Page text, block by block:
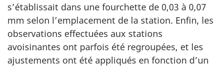
s’établissait dans une fourchette de 0,03 à 0,07
mm selon l’emplacement de la station. Enfin, les
observations effectuées aux stations
avoisinantes ont parfois été regroupées, et les
ajustements ont été appliqués en fonction d’un